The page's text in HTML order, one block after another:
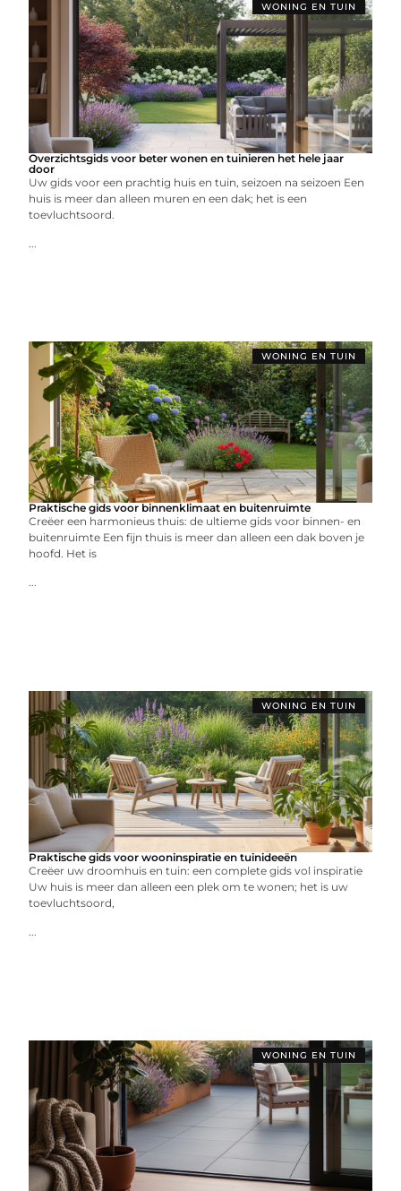
WONING EN TUIN
Overzichtsgids voor beter wonen en tuinieren het hele jaar
door
Uw gids voor een prachtig huis en tuin, seizoen na seizoen Een
huis is meer dan alleen muren en een dak; het is een
toevluchtsoord.
...
WONING EN TUIN
Praktische gids voor binnenklimaat en buitenruimte
Creëer een harmonieus thuis: de ultieme gids voor binnen- en
buitenruimte Een fijn thuis is meer dan alleen een dak boven je
hoofd. Het is
...
WONING EN TUIN
Praktische gids voor wooninspiratie en tuinideeën
Creëer uw droomhuis en tuin: een complete gids vol inspiratie
Uw huis is meer dan alleen een plek om te wonen; het is uw
toevluchtsoord,
...
WONING EN TUIN